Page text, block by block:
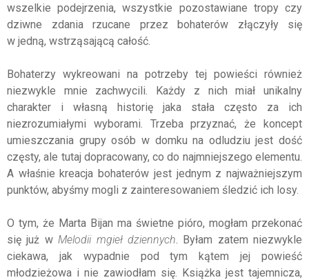
wszelkie podejrzenia, wszystkie pozostawiane tropy czy
dziwne zdania rzucane przez bohaterów złączyły się
w jedną, wstrząsającą całość.
Bohaterzy wykreowani na potrzeby tej powieści również
niezwykle mnie zachwycili. Każdy z nich miał unikalny
charakter i własną historię jaka stała często za ich
niezrozumiałymi wyborami. Trzeba przyznać, że koncept
umieszczania grupy osób w domku na odludziu jest dość
częsty, ale tutaj dopracowany, co do najmniejszego elementu.
A właśnie kreacja bohaterów jest jednym z najważniejszym
punktów, abyśmy mogli z zainteresowaniem śledzić ich losy.
O tym, że Marta Bijan ma świetne pióro, mogłam przekonać
się już wMelodii mgieł dziennych. Byłam zatem niezwykle
ciekawa, jak wypadnie pod tym kątem jej powieść
młodzieżowa i nie zawiodłam się. Książka jest tajemnicza,